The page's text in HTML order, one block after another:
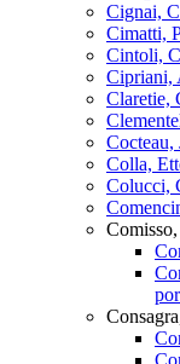
Cignai,
Cimatti,
Cintoli,
Cipriani,
Claretie,
Cocteau,
Colla,
Colucci,